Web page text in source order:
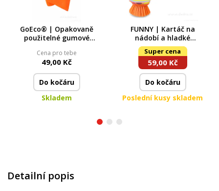
GoEco® | Opakovaně
použitelné gumové
práci s čisticími
prostředky
Cena pro tebe
49,00 Kč
Do kočáru
Skladem
FUNNY | Kartáč na
nádobí a hladké
povrchy | s barevným
dekorem | 28 cm
Super cena
59,00 Kč
Do kočáru
Poslední kusy skladem
Detailní popis